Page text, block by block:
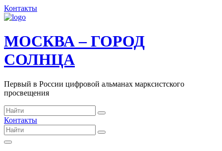
Контакты
МОСКВА – ГОРОД
СОЛНЦА
Первый в России цифровой альманах марксистского
просвещения
Контакты